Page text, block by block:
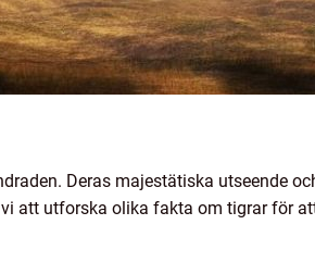
Deras majestätiska utseende
att utforska olika fakta om tigrar för